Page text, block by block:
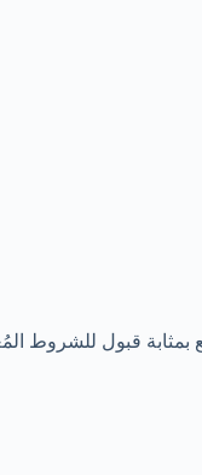
قبول للشروط